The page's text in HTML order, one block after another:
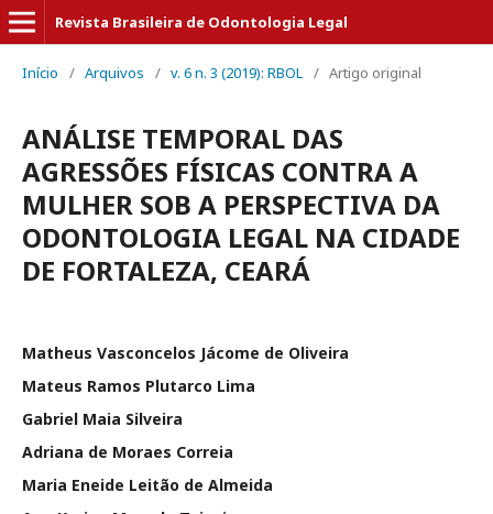
Revista Brasileira de Odontologia Legal
Início / Arquivos / v. 6 n. 3 (2019): RBOL / Artigo original
ANÁLISE TEMPORAL DAS
AGRESSÕES FÍSICAS CONTRA A
MULHER SOB A PERSPECTIVA DA
ODONTOLOGIA LEGAL NA CIDADE
DE FORTALEZA, CEARÁ
Matheus Vasconcelos Jácome de Oliveira
Mateus Ramos Plutarco Lima
Gabriel Maia Silveira
Adriana de Moraes Correia
Maria Eneide Leitão de Almeida